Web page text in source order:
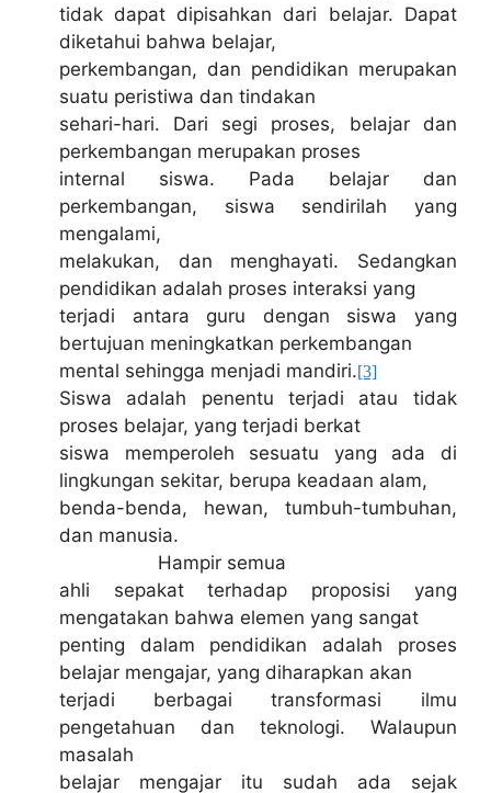
tidak dapat dipisahkan dari belajar. Dapat
diketahui bahwa belajar,
perkembangan, dan pendidikan merupakan
suatu peristiwa dan tindakan
sehari-hari. Dari segi proses, belajar dan
perkembangan merupakan proses
internal siswa. Pada belajar dan
perkembangan, siswa sendirilah yang
mengalami,
melakukan, dan menghayati. Sedangkan
pendidikan adalah proses interaksi yang
terjadi antara guru dengan siswa yang
bertujuan meningkatkan perkembangan
mental sehingga menjadi mandiri.[3]
Siswa adalah penentu terjadi atau tidak
proses belajar, yang terjadi berkat
siswa memperoleh sesuatu yang ada di
lingkungan sekitar, berupa keadaan alam,
benda-benda, hewan, tumbuh-tumbuhan,
dan manusia.
Hampir semua
ahli sepakat terhadap proposisi yang
mengatakan bahwa elemen yang sangat
penting dalam pendidikan adalah proses
belajar mengajar, yang diharapkan akan
terjadi berbagai transformasi ilmu
pengetahuan dan teknologi. Walaupun
masalah
belajar mengajar itu sudah ada sejak